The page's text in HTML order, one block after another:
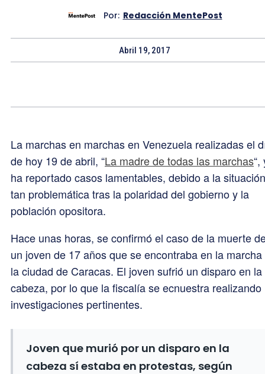
Por: Redacción MentePost
Abril 19, 2017
La marchas en marchas en Venezuela realizadas el
de hoy 19 de abril, “La madre de todas las marchas“,
ha reportado casos lamentables, debido a la situación
tan problemática tras la polaridad del gobierno y la
población opositora.
Hace unas horas, se confirmó el caso de la muerte
un joven de 17 años que se encontraba en la marcha
la ciudad de Caracas. El joven sufrió un disparo en la
cabeza, por lo que la fiscalía se ecnuestra realizando
investigaciones pertinentes.
Joven que murió por un disparo en la
cabeza sí estaba en protestas, según